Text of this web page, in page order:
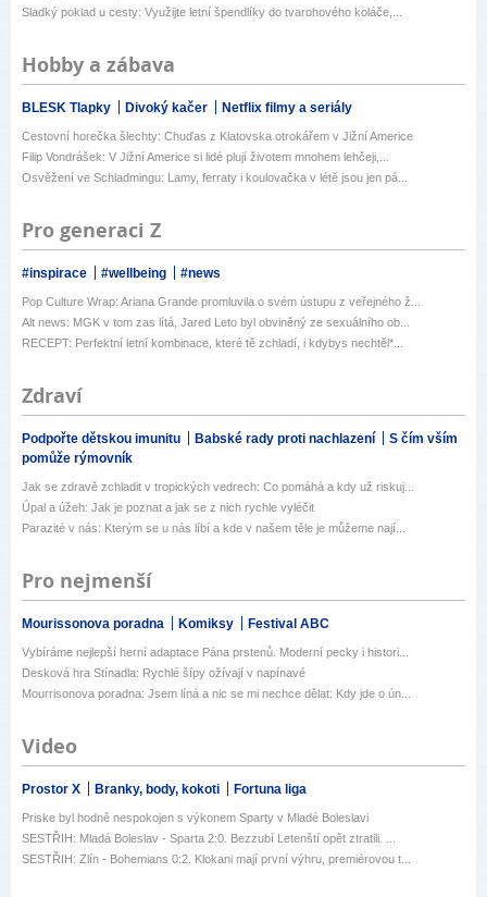
Sladký poklad u cesty: Využijte letní špendlíky do tvarohového koláče,...
Hobby a zábava
BLESK Tlapky Divoký kačer Netflix filmy a seriály
Cestovní horečka šlechty: Chuďas z Klatovska otrokářem v Jižní Americe
Filip Vondrášek: V Jižní Americe si lidé plují životem mnohem lehčeji,...
Osvěžení ve Schladmingu: Lamy, ferraty i koulovačka v létě jsou jen pá...
Pro generaci Z
#inspirace #wellbeing #news
Pop Culture Wrap: Ariana Grande promluvila o svém ústupu z veřejného ž...
Alt news: MGK v tom zas lítá, Jared Leto byl obviněný ze sexuálního ob...
RECEPT: Perfektní letní kombinace, které tě zchladí, i kdybys nechtěl*...
Zdraví
Podpořte dětskou imunitu Babské rady proti nachlazení
S čím vším
pomůže rýmovník
Jak se zdravě zchladit v tropických vedrech: Co pomáhá a kdy už riskuj...
Úpal a úžeh: Jak je poznat a jak se z nich rychle vyléčit
Parazité v nás: Kterým se u nás líbí a kde v našem těle je můžeme nají...
Pro nejmenší
Mourissonova poradna Komiksy Festival ABC
Vybíráme nejlepší herní adaptace Pána prstenů. Moderní pecky i histori...
Desková hra Stínadla: Rychlé šípy ožívají v napínavé
Mourrisonova poradna: Jsem líná a nic se mi nechce dělat: Kdy jde o ún...
Video
Prostor X Branky, body, kokoti Fortuna liga
Priske byl hodně nespokojen s výkonem Sparty v Mladé Boleslavi
SESTŘIH: Mladá Boleslav - Sparta 2:0. Bezzubí Letenští opět ztratili. ...
SESTŘIH: Zlín - Bohemians 0:2. Klokani mají první výhru, premiérovou t...